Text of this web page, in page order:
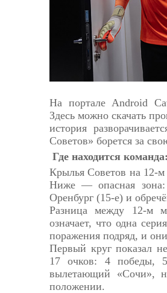
На портале Android
Здесь можно скачать
история
Советов» борется за
Где находится
Крылья Советов на 12-
Ниже — опасная
Оренбург (15-е) и
Разница между 12-м
означает, что одна
поражения подряд, и
Первый круг показал
17 очков: 4 победы,
вылетающий «Сочи»,
положении.